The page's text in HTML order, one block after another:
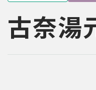
古奈湯